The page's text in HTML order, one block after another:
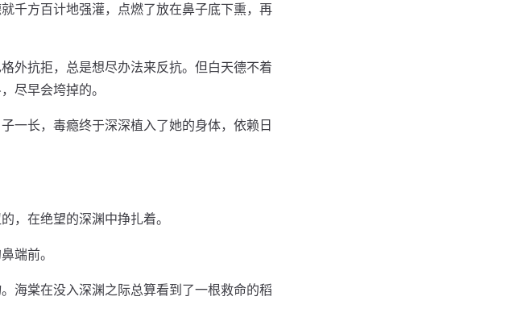
千方百计地强灌，点燃了放在鼻子底下熏，再
外抗拒，总是想尽办法来反抗。但白天德不着
尽早会垮掉的。
一长，毒瘾终于深深植入了她的身体，依赖日
，在绝望的深渊中挣扎着。
端前。
海棠在没入深渊之际总算看到了一根救命的稻